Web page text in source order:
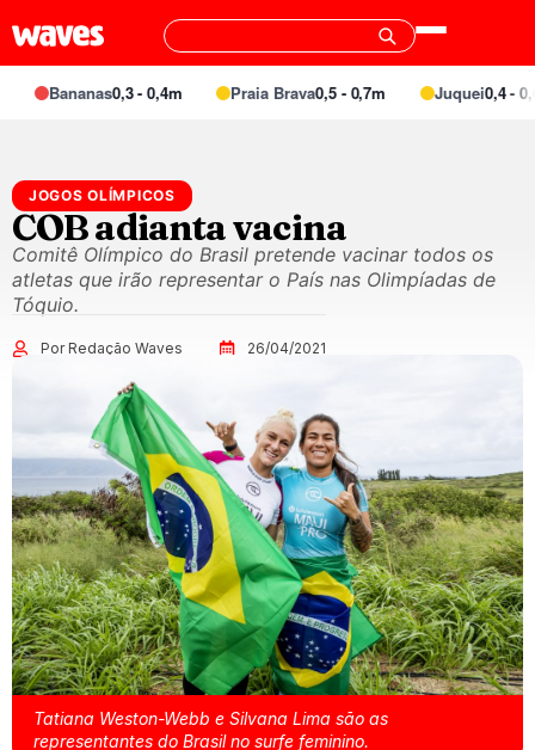
Bananas0,3 - 0,4m Praia Brava0,5 - 0,7m Juquei0,4 -
JOGOS OLÍMPICOS
COB adianta vacina
Comitê Olímpico do Brasil pretende vacinar todos os
atletas que irão representar o País nas Olimpíadas de
Tóquio.
Por Redação Waves 26/04/2021
Tatiana Weston-Webb e Silvana Lima são as
representantes do Brasil no surfe feminino.